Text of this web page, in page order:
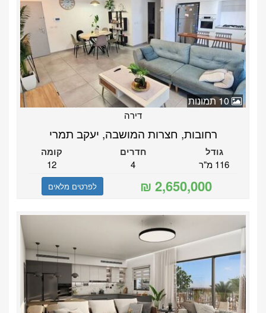
10 תמונות
דירה
רחובות, חצרות המושבה, יעקב תמרי
גודל
116 מ"ר
חדרים
4
קומה
12
לפרטים מלאים